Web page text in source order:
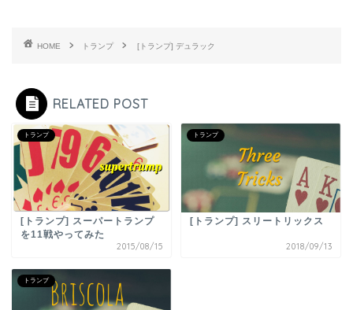
HOME トランプ [トランプ] デュラック
RELATED POST
トランプ
[トランプ] スーパートランプ
を11戦やってみた
2015/08/15
トランプ
[トランプ] スリートリックス
2018/09/13
トランプ